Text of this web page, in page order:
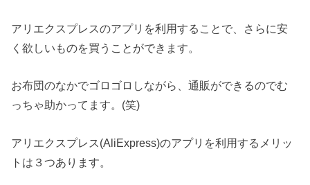
アリエクスプレスのアプリを利用することで、さらに安
く欲しいものを買うことができます。
お布団のなかでゴロゴロしながら、通販ができるのでむ
っちゃ助かってます。(笑)
アリエクスプレス(AliExpress)のアプリを利用するメリッ
トは３つあります。